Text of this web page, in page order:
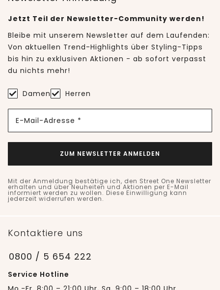
Jetzt Teil der Newsletter-Community werden!
Bleibe mit unserem Newsletter auf dem Laufenden:
Von aktuellen Trend-Highlights über Styling-Tipps
bis hin zu exklusiven Aktionen - ab sofort verpasst
du nichts mehr!
Damen Herren
E-Mail-Adresse *
ZUM NEWSLETTER ANMELDEN
Mit der Anmeldung bestätige ich, den Street One Newsletter
erhalten und über Neuheiten und Aktionen per E-Mail
informiert werden zu wollen. Diese Einwilligung kann
jederzeit widerrufen werden.
Kontaktiere uns
0800 / 5 654 222
Service Hotline